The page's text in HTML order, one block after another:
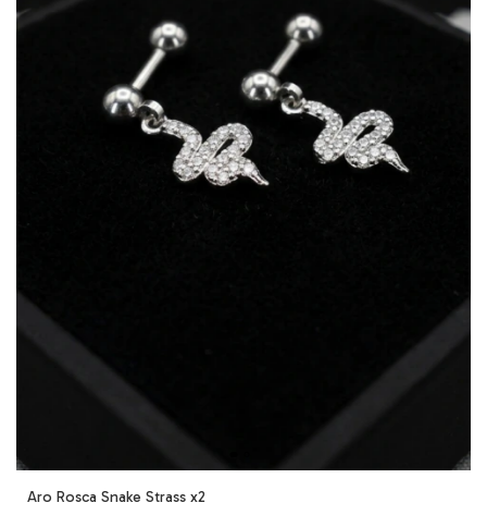
Aro Rosca Snake Strass x2